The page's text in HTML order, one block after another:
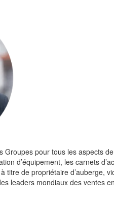
Groupes pour tous les aspects
d’équipement, les carnets
titre de propriétaire d’auberge,
leaders mondiaux des ventes